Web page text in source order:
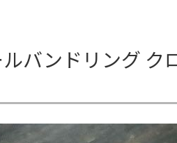
バンドリング ク